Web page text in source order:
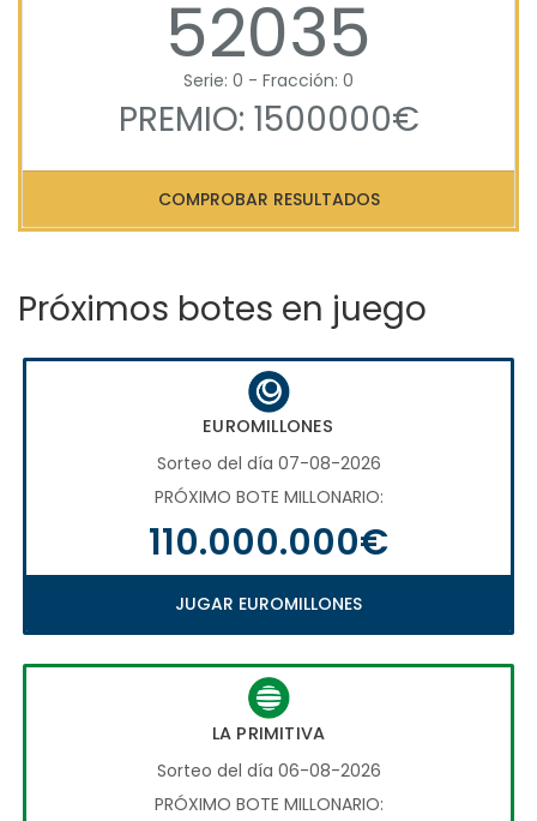
52035
Serie: 0 - Fracción: 0
PREMIO: 1500000€
COMPROBAR RESULTADOS
Próximos botes en juego
EUROMILLONES
Sorteo del día 07-08-2026
PRÓXIMO BOTE MILLONARIO:
110.000.000€
JUGAR EUROMILLONES
LA PRIMITIVA
Sorteo del día 06-08-2026
PRÓXIMO BOTE MILLONARIO: